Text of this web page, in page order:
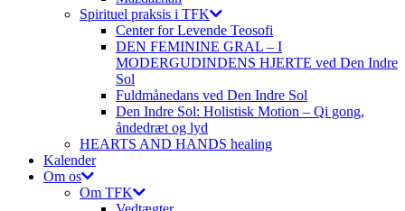
Spirituel praksis i TFK
Center for Levende Teosofi
DEN FEMININE GRAL – I
MODERGUDINDENS HJERTE ved Den Indre
Sol
Fuldmånedans ved Den Indre Sol
Den Indre Sol: Holistisk Motion – Qi gong,
åndedræt og lyd
HEARTS AND HANDS healing
Kalender
Om os
Om TFK